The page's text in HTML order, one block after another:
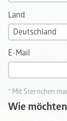
Land
E-Mail
* Mit Sternchen
Wie